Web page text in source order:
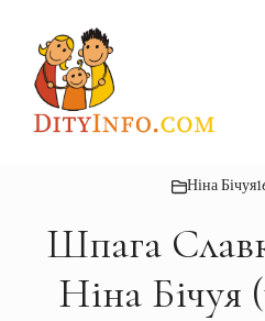
вмісту
Ніна Бічуя
Шпага
Ніна Бічуя